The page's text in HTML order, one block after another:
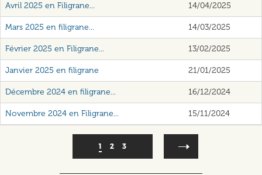
Avril 2025 en Filigrane... 14/04/2025
Mars 2025 en filigrane... 14/03/2025
Février 2025 en Filigrane... 13/02/2025
Janvier 2025 en filigrane 21/01/2025
Décembre 2024 en filigrane... 16/12/2024
Novembre 2024 en Filigrane... 15/11/2024
Page
courante
1 Page
2 Page
3